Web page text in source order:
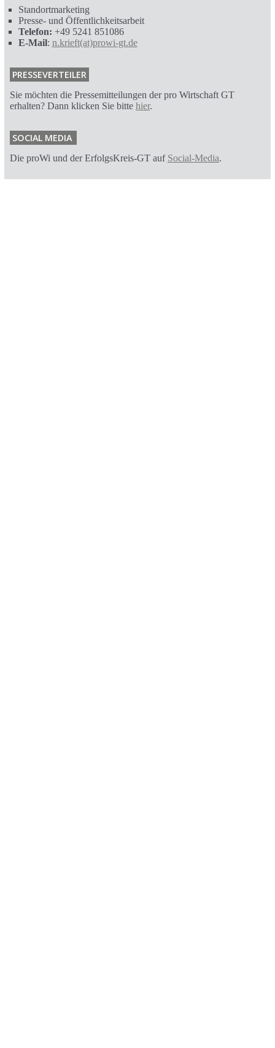
Standortmarketing
Presse- und Öffentlichkeitsarbeit
Telefon: +49 5241 851086
E-Mail: n.krieft(at)prowi-gt.de
PRESSEVERTEILER
Sie möchten die Pressemitteilungen der pro Wirtschaft GT
erhalten? Dann klicken Sie bitte hier.
SOCIAL MEDIA
Die proWi und der ErfolgsKreis-GT auf Social-Media.